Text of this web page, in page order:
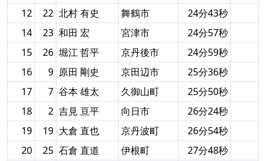
12
22 北村 有史 舞鶴市
24分43秒
14
23 和田 宏 宮津市
24分57秒
15
26 堀江 哲平 京丹後市
24分59秒
16
9 原田 剛史 京田辺市
25分36秒
17
7 谷本 雄太 久御山町
25分50秒
18
2 吉見 亘平 向日市
26分24秒
19
19 大倉 直也 京丹波町
26分54秒
20
25 石倉 直道 伊根町
27分48秒